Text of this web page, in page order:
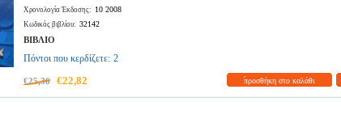
Χρονολογία Έκδοσης: 10 2008
Κωδικός βιβλίου: 32142
ΒΙΒΛΙΟ
Πόντοι που κερδίζετε: 2
€25,36 €22,82 προσθήκη στο καλάθι